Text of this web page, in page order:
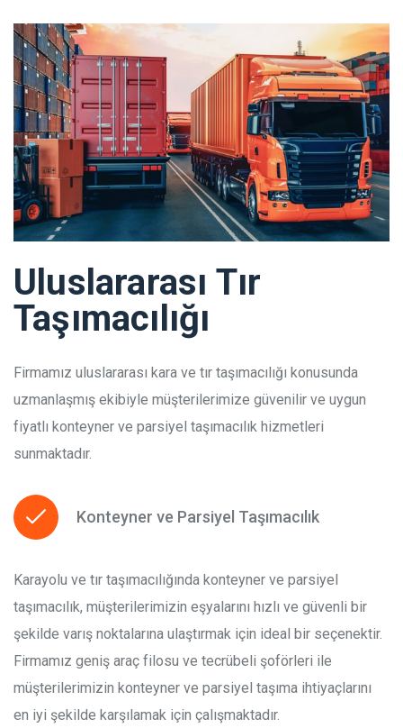
Uluslararası Tır
Taşımacılığı
Firmamız uluslararası kara ve tır taşımacılığı konusunda
uzmanlaşmış ekibiyle müşterilerimize güvenilir ve uygun
fiyatlı konteyner ve parsiyel taşımacılık hizmetleri
sunmaktadır.
Konteyner ve Parsiyel Taşımacılık
Karayolu ve tır taşımacılığında konteyner ve parsiyel
taşımacılık, müşterilerimizin eşyalarını hızlı ve güvenli bir
şekilde varış noktalarına ulaştırmak için ideal bir seçenektir.
Firmamız geniş araç filosu ve tecrübeli şoförleri ile
müşterilerimizin konteyner ve parsiyel taşıma ihtiyaçlarını
en iyi şekilde karşılamak için çalışmaktadır.